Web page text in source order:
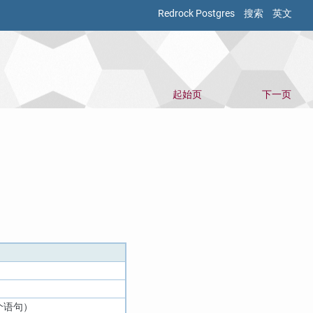
Redrock Postgres 搜索 英文
起始页 下一页
句）